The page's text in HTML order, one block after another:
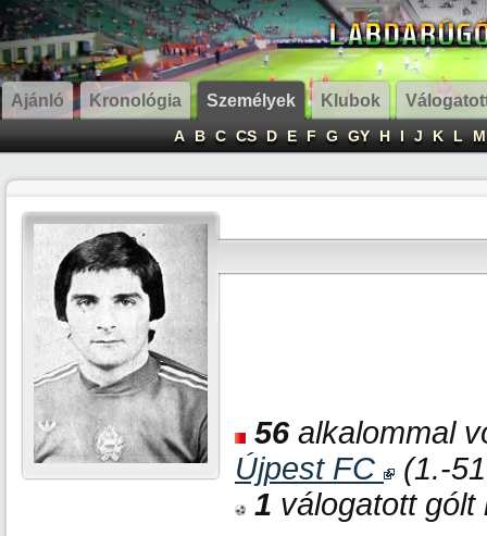
Ajánló Kronológia Személyek Klubok
A B C CS D E F G GY H I J K L M
56alkalommal
Újpest FC
(1.-
1 válogatott gólt